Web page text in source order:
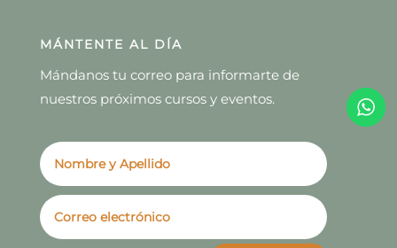
MÁNTENTE AL DÍA
Mándanos tu correo para informarte de
nuestros próximos cursos y eventos.